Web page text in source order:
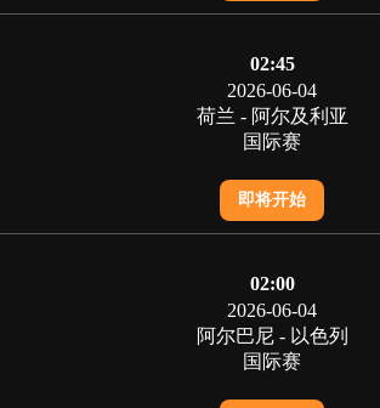
02:45
2026-06-04
荷兰 - 阿尔及利亚
国际赛
即将开始
02:00
2026-06-04
阿尔巴尼 - 以色列
国际赛